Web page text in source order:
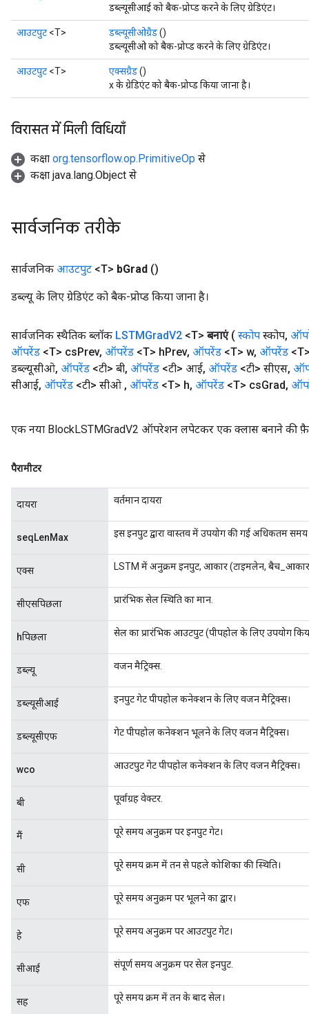
डब्ल्यूसीआई को बैक-प्रोप्ड करने के लिए ग्रेडिएंट।
आउटपुट <T> डब्ल्यूसीओग्रैड()
डब्ल्यूसीओ को बैक-प्रोप्ड करने के लिए ग्रेडिएंट।
आउटपुट <T> एक्सग्रैड()
x के ग्रेडिएंट को बैक-प्रोप्ड किया जाना है।
विरासत में मिली विधियाँ
कक्षा org.tensorflow.op.PrimitiveOp से
कक्षा java.lang.Object से
सार्वजनिक तरीके
सार्वजनिक आउटपुट <T> bGrad ()
डब्ल्यू के लिए ग्रेडिएंट को बैक-प्रोप्ड किया जाना है।
सार्वजनिक स्थैतिक ब्लॉक LSTMGradV2 <T> बनाएं ( स्कोप स्कोप,
ऑपरेंड <T> csPrev, ऑपरेंड <T> hPrev, ऑपरेंड <T> w, ऑपरेंड
डब्ल्यूसीओ, ऑपरेंड <टी> बी, ऑपरेंड <टी> आई, ऑपरेंड <टी> सीएस,
सीआई, ऑपरेंड <टी> सीओ , ऑपरेंड <T> h, ऑपरेंड <T> csGrad,
एक नया BlockLSTMGradV2 ऑपरेशन लपेटकर एक क्लास बनाने की
पैरामीटर
दायरा वर्तमान दायरा
seqLenMax इस इनपुट द्वारा वास्तव में उपयोग की गई अधिकतम
एक्स LSTM में अनुक्रम इनपुट, आकार (टाइमलेन,
सीएसपिछला प्रारंभिक सेल स्थिति का मान.
hपिछला सेल का प्रारंभिक आउटपुट (पीपहोल के लिए उपयोग
डब्ल्यू वजन मैट्रिक्स.
डब्ल्यूसीआई इनपुट गेट पीपहोल कनेक्शन के लिए वजन मैट्रिक्स।
डब्ल्यूसीएफ गेट पीपहोल कनेक्शन भूलने के लिए वजन मैट्रिक्स।
wco आउटपुट गेट पीपहोल कनेक्शन के लिए वजन मैट्रिक्स।
बी पूर्वाग्रह वेक्टर.
मैं पूरे समय अनुक्रम पर इनपुट गेट।
सी पूरे समय क्रम में तन से पहले कोशिका की स्थिति।
एफ पूरे समय अनुक्रम पर भूलने का द्वार।
हे पूरे समय अनुक्रम पर आउटपुट गेट।
सीआई संपूर्ण समय अनुक्रम पर सेल इनपुट.
सह पूरे समय क्रम में तन के बाद सेल।